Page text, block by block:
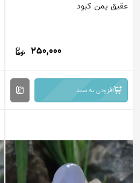
عقیق یمن کبود
250,000
افزودن به سبد